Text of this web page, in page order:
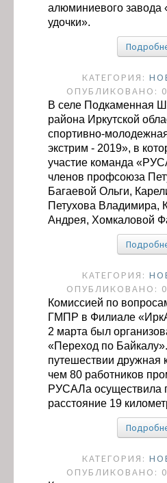
алюминиевого завода
удочки».
КАТЕГОРИЯ:
ОПУБЛИКОВАНО:
В селе Подкаменная
района Иркутской
спортивно-
экстрим - 2019», в
участие команда
членов профсоюза
Багаевой Ольги,
Петухова Владимира,
Андрея, Хомкаловой
КАТЕГОРИЯ:
ОПУБЛИКОВАНО:
Комиссией по
ГМПР в Филиале
2 марта был
«Переход по
путешествии дружная
чем 80 работников
РУСАЛа осуществила
расстояние 19
КАТЕГОРИЯ:
ОПУБЛИКОВАНО: